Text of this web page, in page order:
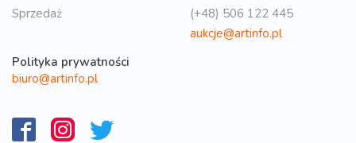
Sprzedaż
(+48) 506 122 445
aukcje@artinfo.pl
Polityka prywatności
biuro@artinfo.pl